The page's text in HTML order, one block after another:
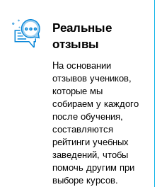
Реальные
отзывы
На основании
отзывов учеников,
которые мы
собираем у каждого
после обучения,
составляются
рейтинги учебных
заведений, чтобы
помочь другим при
выборе курсов.